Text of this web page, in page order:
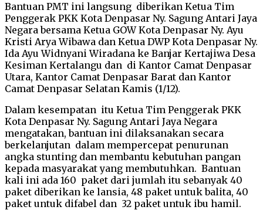
Bantuan PMT ini langsung diberikan Ketua Tim
Penggerak PKK Kota Denpasar Ny. Sagung Antari Jaya
Negara bersama Ketua GOW Kota Denpasar Ny. Ayu
Kristi Arya Wibawa dan Ketua DWP Kota Denpasar Ny.
Ida Ayu Widnyani Wiradana ke Banjar Kertajiwa Desa
Kesiman Kertalangu dan di Kantor Camat Denpasar
Utara, Kantor Camat Denpasar Barat dan Kantor
Camat Denpasar Selatan Kamis (1/12).
Dalam kesempatan itu Ketua Tim Penggerak PKK
Kota Denpasar Ny. Sagung Antari Jaya Negara
mengatakan, bantuan ini dilaksanakan secara
berkelanjutan dalam mempercepat penurunan
angka stunting dan membantu kebutuhan pangan
kepada masyarakat yang membutuhkan. Bantuan
kali ini ada 160 paket dari jumlah itu sebanyak 40
paket diberikan ke lansia, 48 paket untuk balita, 40
paket untuk difabel dan 32 paket untuk ibu hamil.